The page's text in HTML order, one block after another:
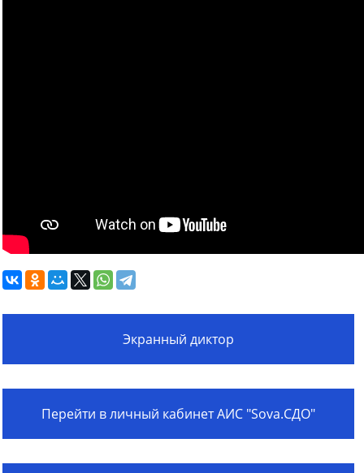
Экранный диктор
Перейти в личный кабинет АИС "Sova.СДО"